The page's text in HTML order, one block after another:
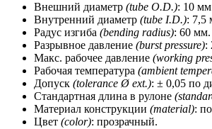
Внешний диаметр (tube O.D.): 10
Внутренний диаметр (tube I.D.): 7,5
Радус изгиба (bending radius): 60 мм.
Разрывное давление (burst pressure):
Макс. рабочее давление (working
Рабочая температура (ambient
Допуск (tolerance Ø ext.): ± 0,05 по
Стандартная длина в рулоне
Материал конструкции (material):
Цвет (color): прозрачный.